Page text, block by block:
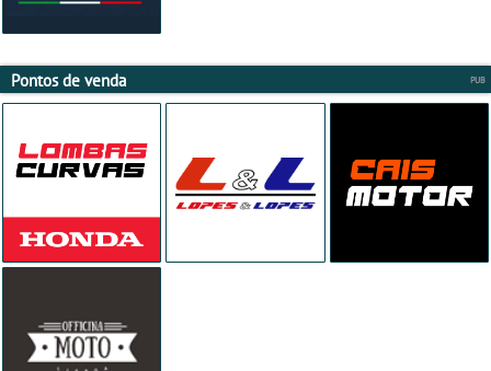
Pontos de venda